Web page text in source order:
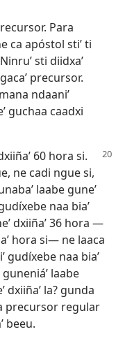
Para
ca apóstol stiʼ ti
sti diidxaʼ
precursor.
ndaaniʼ
guchaa caadxi
60 hora si.
ne cadi ngue si,
laabe guneʼ
naa biaʼ
dxiiñaʼ 36 hora —
hora si— ne laaca
gudíxebe naa biaʼ
laabe
dxiiñaʼ la? gunda
precursor regular
beeu.